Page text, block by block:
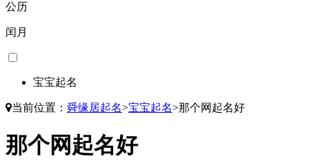
公历
闰月
宝宝起名
当前位置： 舜缘居起名>宝宝起名>那个网起名好
那个网起名好